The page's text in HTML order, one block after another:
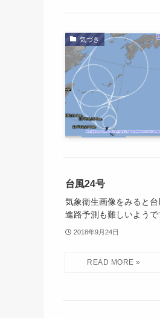
気づき
台風24号
気象衛生画像をみると
進路予測も難しいようで
2018年9月24日